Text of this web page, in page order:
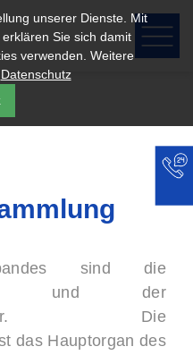
unserer Dienste. Mit
Sie sich damit
verwenden. Weitere
Datenschutz
sind die
und der
Die
das Hauptorgan des